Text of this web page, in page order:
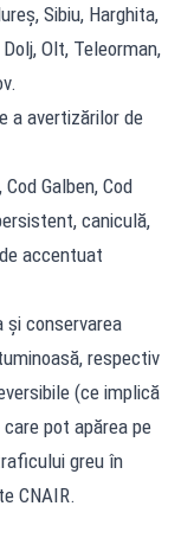
Sibiu, Harghita,
Olt, Teleorman,
a avertizărilor de
Galben, Cod
caniculă,
accentuat
și conservarea
respectiv
(ce implică
pot apărea pe
greu în
CNAIR.